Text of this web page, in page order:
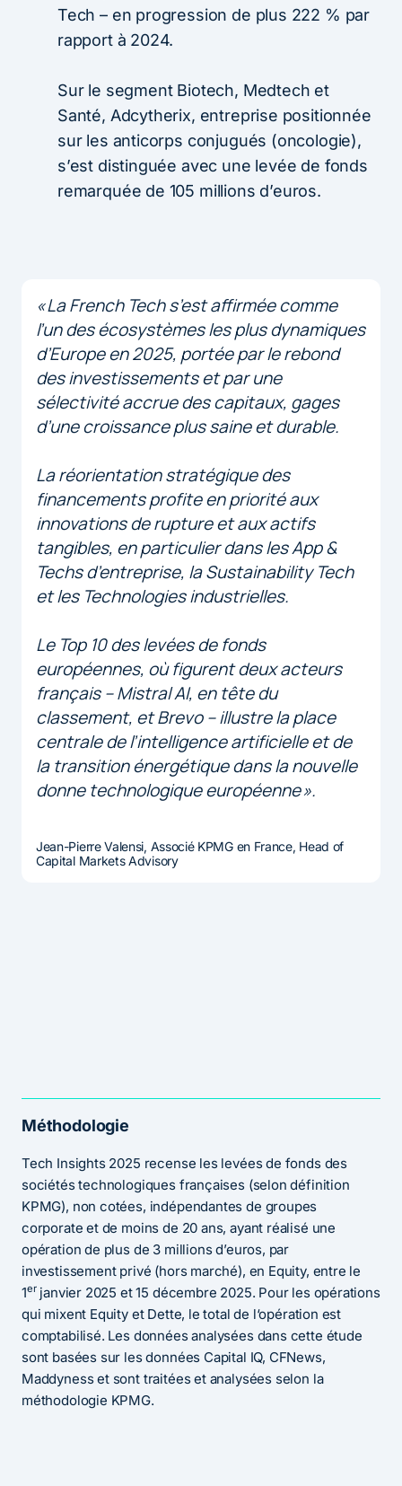
Tech – en progression de plus 222 % par
rapport à 2024.
Sur le segment Biotech, Medtech et
Santé, Adcytherix, entreprise positionnée
sur les anticorps conjugués (oncologie),
s’est distinguée avec une levée de fonds
remarquée de 105 millions d’euros.
« La French Tech s’est affirmée comme
l’un des écosystèmes les plus dynamiques
d’Europe en 2025, portée par le rebond
des investissements et par une
sélectivité accrue des capitaux, gages
d’une croissance plus saine et durable.
La réorientation stratégique des
financements profite en priorité aux
innovations de rupture et aux actifs
tangibles, en particulier dans les App &
Techs d’entreprise, la Sustainability Tech
et les Technologies industrielles.
Le Top 10 des levées de fonds
européennes, où figurent deux acteurs
français – Mistral AI, en tête du
classement, et Brevo – illustre la place
centrale de l’intelligence artificielle et de
la transition énergétique dans la nouvelle
donne technologique européenne ».
Jean-Pierre Valensi, Associé KPMG en France, Head of
Capital Markets Advisory
Méthodologie
Tech Insights 2025 recense les levées de fonds des
sociétés technologiques françaises (selon définition
KPMG), non cotées, indépendantes de groupes
corporate et de moins de 20 ans, ayant réalisé une
opération de plus de 3 millions d’euros, par
investissement privé (hors marché), en Equity, entre le
1erjanvier 2025 et 15 décembre 2025. Pour les opérations
qui mixent Equity et Dette, le total de l‘opération est
comptabilisé. Les données analysées dans cette étude
sont basées sur les données Capital IQ, CFNews,
Maddyness et sont traitées et analysées selon la
méthodologie KPMG.